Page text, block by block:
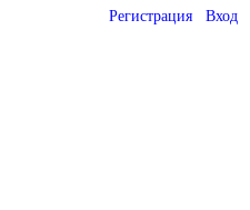
Регистрация Вход